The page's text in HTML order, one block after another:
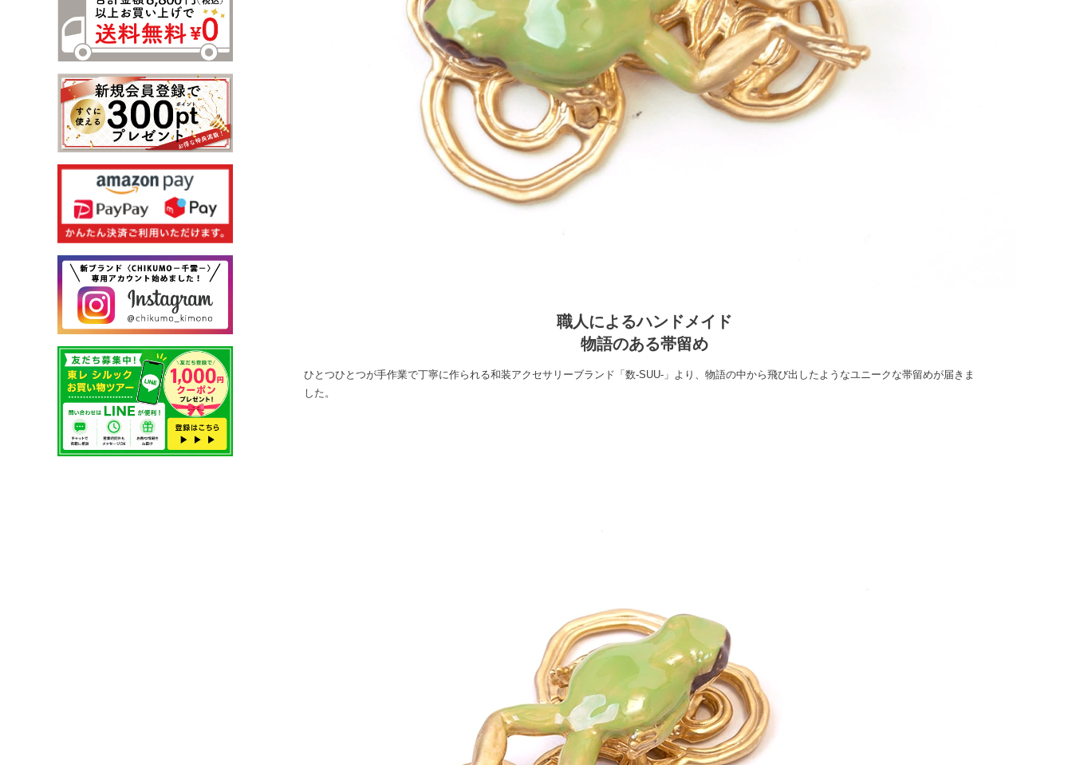
職人によるハンドメイド
物語のある帯留め
ひとつひとつが手作業で丁寧に作られる和装アクセサリーブランド「数-SUU-」より、物語の中から飛び出したようなユニークな帯留めが届きま
した。